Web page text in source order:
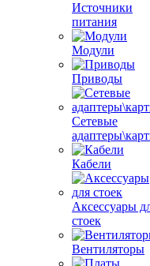
Источники
питания
Модули
Приводы
Сетевые
Кабели
Аксессуары
стоек
Вентиляторы